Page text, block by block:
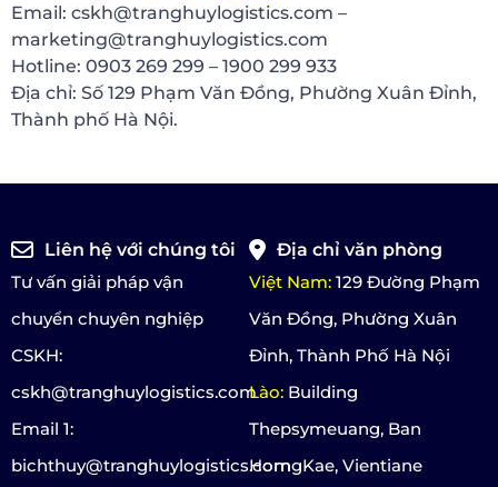
Email: cskh@tranghuylogistics.com –
marketing@tranghuylogistics.com
Hotline: 0903 269 299 – 1900 299 933
Địa chỉ: Số 129 Phạm Văn Đồng, Phường Xuân Đỉnh,
Thành phố Hà Nội.
Liên hệ với chúng tôi
Tư vấn giải pháp vận
chuyển chuyên nghiệp
CSKH:
cskh@tranghuylogistics.com
Email 1:
bichthuy@tranghuylogistics.com
Địa chỉ văn phòng
Việt Nam: 129 Đường Phạm
Văn Đồng, Phường Xuân
Đỉnh, Thành Phố Hà Nội
Lào: Building
Thepsymeuang, Ban
HorngKae, Vientiane